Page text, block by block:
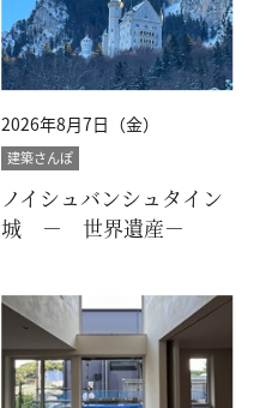
2026年8月7日（金）
建築さんぽ
ノイシュバンシュタイン
城 － 世界遺産－